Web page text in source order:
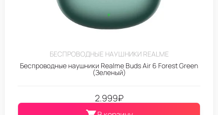
БЕСПРОВОДНЫЕ НАУШНИКИ REALME
Беспроводные наушники Realme Buds Air 6 Forest Green
(Зеленый)
2.999₽